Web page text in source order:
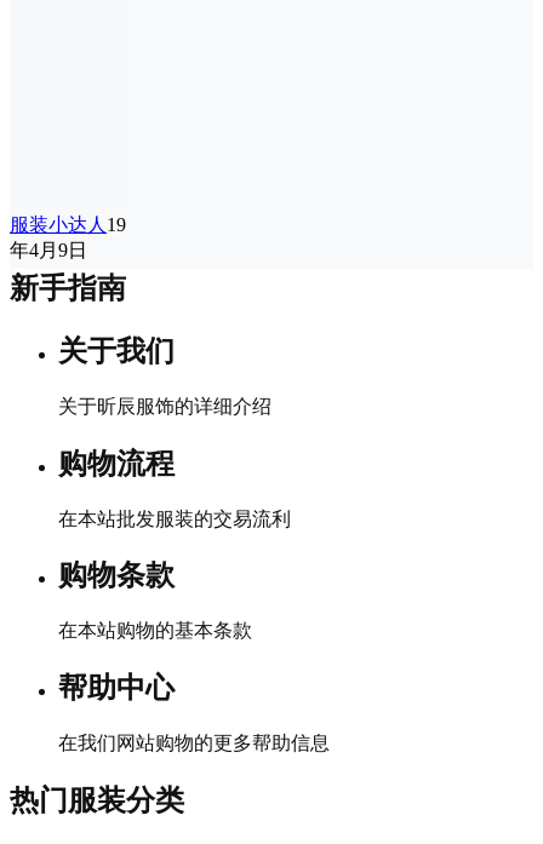
服装小达人 19
年4月9日
新手指南
关于我们
关于昕辰服饰的详细介绍
购物流程
在本站批发服装的交易流利
购物条款
在本站购物的基本条款
帮助中心
在我们网站购物的更多帮助信息
热门服装分类